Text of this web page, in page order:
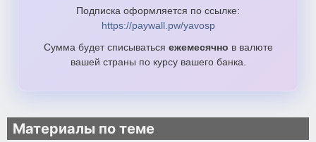
Подписка оформляется по ссылке:
https://paywall.pw/yavosp
Сумма будет списываться ежемесячно в валюте
вашей страны по курсу вашего банка.
Материалы по теме